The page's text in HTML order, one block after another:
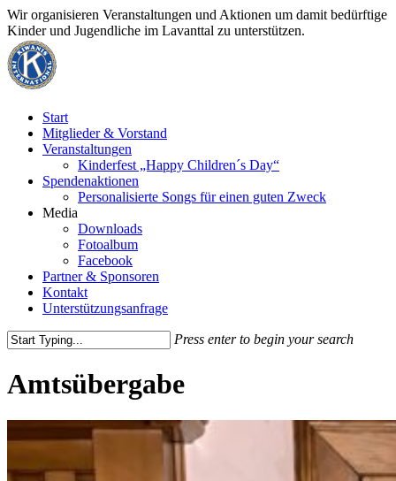
Skip
to
main
content
Wir organisieren Veranstaltungen und Aktionen um damit bedürftige
Kinder und Jugendliche im Lavanttal zu unterstützen.
Menu
Start
Mitglieder & Vorstand
Veranstaltungen
Kinderfest „Happy Children´s Day“
Spendenaktionen
Personalisierte Songs für einen guten Zweck
Media
Downloads
Fotoalbum
Facebook
Partner & Sponsoren
Kontakt
Unterstützungsanfrage
Press enter to begin your search
Search
Amtsübergabe